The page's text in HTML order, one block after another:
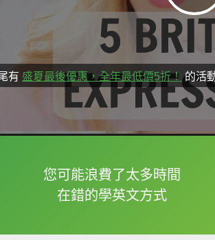
有 盛夏最後優惠，全年最低價5折！ 的活
您可能浪費了太多時間
在錯的學英文方式
框選或點兩下字幕可